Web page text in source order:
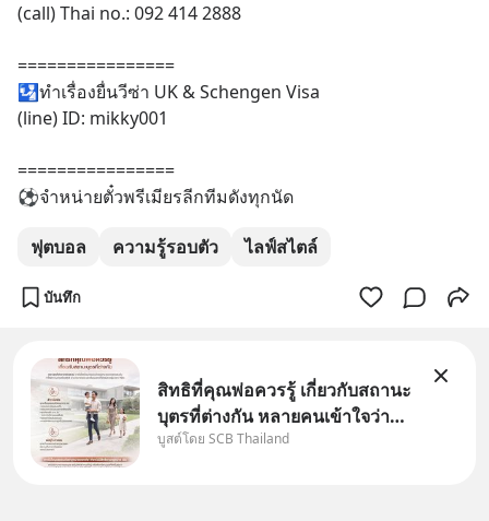
(call) Thai no.: 092 414 2888
================
🛂ทำเรื่องยื่นวีซ่า UK & Schengen Visa
(line) ID: mikky001
================
⚽️จำหน่ายตั๋วพรีเมียรลีกทีมดังทุกนัด
ฟุตบอล ความรู้รอบตัว ไลฟ์สไตล์
บันทึก
สิทธิที่คุณพ่อควรรู้ เกี่ยวกับสถานะ
บุตรที่ต่างกัน หลายคนเข้าใจว่า
"เมื่อเป็นลูกของพ่อและแม่ ก็ย่อม
บูสต์โดย SCB Thailand